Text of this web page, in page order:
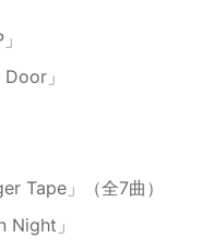
」
Tape」（全7曲）
」